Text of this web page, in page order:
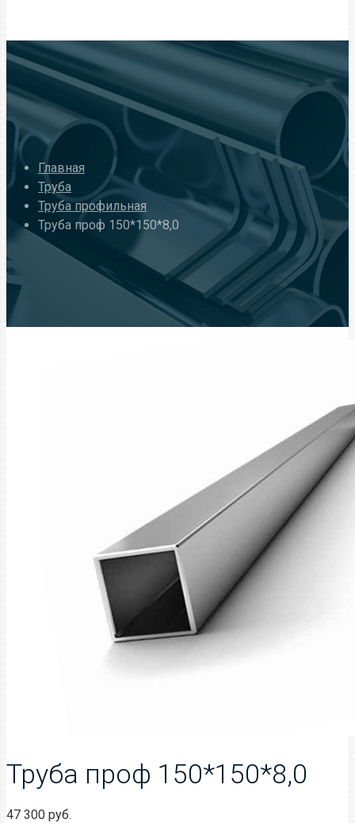
Главная
Труба
Труба профильная
Труба проф 150*150*8,0
Труба проф 150*150*8,0
47 300 руб.